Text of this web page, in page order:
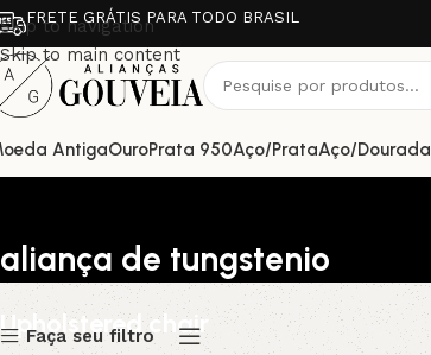
Skip to navigation
Skip to main content
FRETE GRÁTIS PARA TODO BRASIL
AntigaOuroPrata 950Aço/PrataAço/Dourada
aliança de tungstenio
Upholstered chair
Faça seu filtro